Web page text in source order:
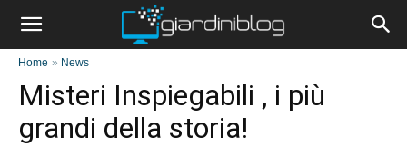
Home » News
Misteri Inspiegabili , i più
grandi della storia!